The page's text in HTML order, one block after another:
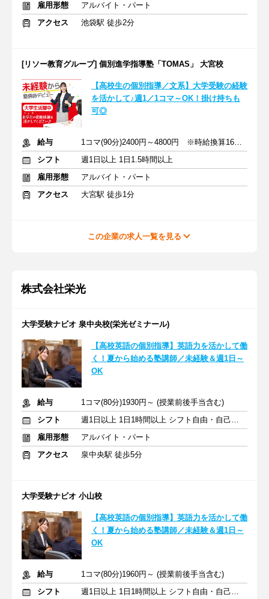
雇用形態
アルバイト・パート
アクセス
池袋駅 徒歩2分
[リソー教育グループ] 個別進学指導塾「TOMAS」 大宮校
【高校生の個別指導／文系】大学受験の経験
を活かして♪週1／1コマ～OK！掛け持ちも
可◎
給与
1コマ(90分)2400円～4800円 ※時給換算1600円～3200円
シフト
週1日以上 1日1.5時間以上
雇用形態
アルバイト・パート
アクセス
大宮駅 徒歩1分
この企業の求人一覧を見る
株式会社栄光
大学受験ナビオ 泉中央校(栄光ゼミナール)
【高校英語の個別指導】英語力を活かして働
く！夏から始める塾講師／未経験＆週1日～
OK
給与
1コマ(80分)1930円～ (授業前後手当含む)
シフト
週1日以上 1日1時間以上 シフト自由・自己申告
雇用形態
アルバイト・パート
アクセス
泉中央駅 徒歩5分
大学受験ナビオ 小山校
【高校英語の個別指導】英語力を活かして働
く！夏から始める塾講師／未経験＆週1日～
OK
給与
1コマ(80分)1960円～ (授業前後手当含む)
シフト
週1日以上 1日1時間以上 シフト自由・自己申告